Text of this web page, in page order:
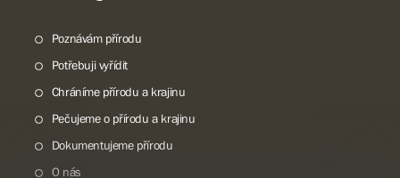
Poznávám přírodu
Potřebuji vyřídit
Chráníme přírodu a krajinu
Pečujeme o přírodu a krajinu
Dokumentujeme přírodu
O nás